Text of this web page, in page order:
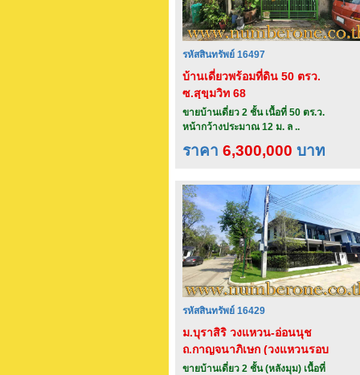
รหัสสินทรัพย์ 16497
บ้านเดี่ยวพร้อมที่ดิน 50 ตรว.
ซ.สุขุมวิท 68
ขายบ้านเดี่ยว 2 ชั้น เนื้อที่ 50 ตร.ว.
หน้ากว้างประมาณ 12 ม. ล ..
ราคา 6,300,000 บาท
รหัสสินทรัพย์ 16429
ม.บุราสิริ วงแหวน-อ่อนนุช
ถ.กาญจนาภิเษก (วงแหวนรอบ
นอก)
ขายบ้านเดี่ยว 2 ชั้น (หลังมุม) เนื้อที่